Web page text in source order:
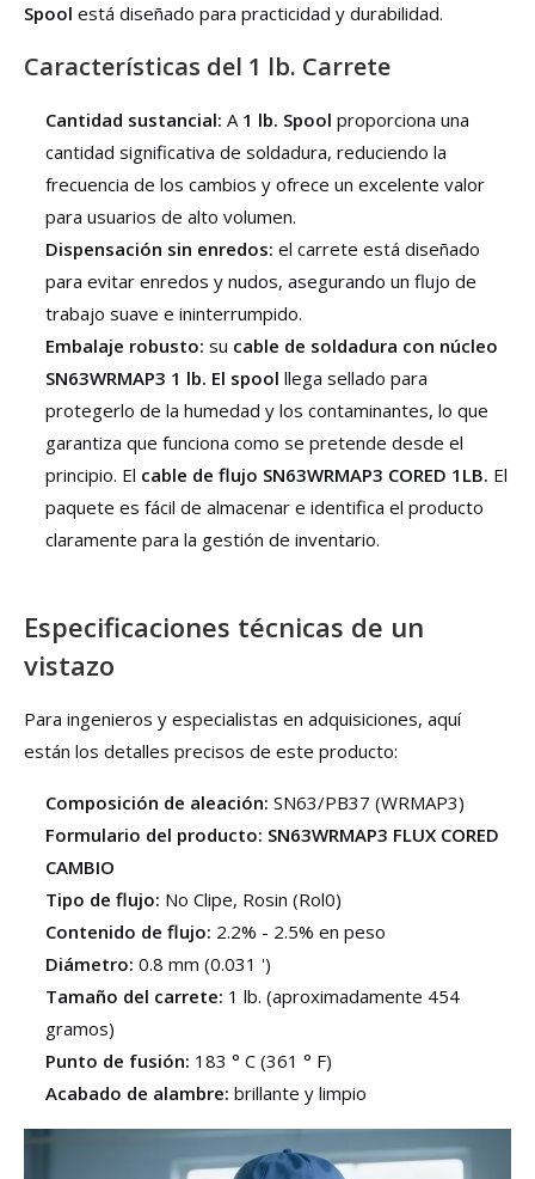
Spool está diseñado para practicidad y durabilidad.
Características del 1 lb. Carrete
Cantidad sustancial: A 1 lb. Spool proporciona una
cantidad significativa de soldadura, reduciendo la
frecuencia de los cambios y ofrece un excelente valor
para usuarios de alto volumen.
Dispensación sin enredos: el carrete está diseñado
para evitar enredos y nudos, asegurando un flujo de
trabajo suave e ininterrumpido.
Embalaje robusto: su cable de soldadura con núcleo
SN63WRMAP3 1 lb. El spool llega sellado para
protegerlo de la humedad y los contaminantes, lo que
garantiza que funciona como se pretende desde el
principio. El cable de flujo SN63WRMAP3 CORED 1LB. El
paquete es fácil de almacenar e identifica el producto
claramente para la gestión de inventario.
Especificaciones técnicas de un
vistazo
Para ingenieros y especialistas en adquisiciones, aquí
están los detalles precisos de este producto:
Composición de aleación: SN63/PB37 (WRMAP3)
Formulario del producto: SN63WRMAP3 FLUX CORED
CAMBIO
Tipo de flujo: No Clipe, Rosin (Rol0)
Contenido de flujo: 2.2% - 2.5% en peso
Diámetro: 0.8 mm (0.031 ')
Tamaño del carrete: 1 lb. (aproximadamente 454
gramos)
Punto de fusión: 183 ° C (361 ° F)
Acabado de alambre: brillante y limpio